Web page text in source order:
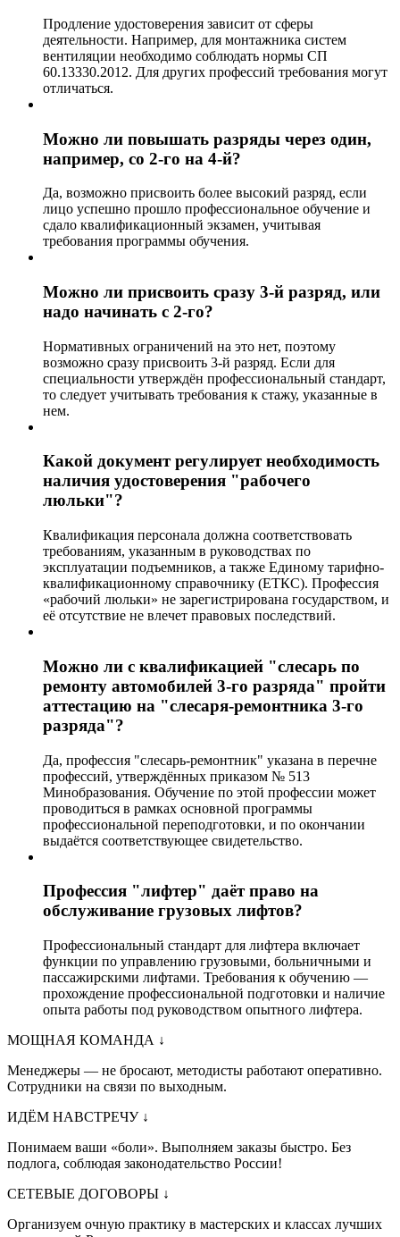
Продление удостоверения зависит от сферы
деятельности. Например, для монтажника систем
вентиляции необходимо соблюдать нормы СП
60.13330.2012. Для других профессий требования могут
отличаться.
Можно ли повышать разряды через один,
например, со 2-го на 4-й?
Да, возможно присвоить более высокий разряд, если
лицо успешно прошло профессиональное обучение и
сдало квалификационный экзамен, учитывая
требования программы обучения.
Можно ли присвоить сразу 3-й разряд, или
надо начинать с 2-го?
Нормативных ограничений на это нет, поэтому
возможно сразу присвоить 3-й разряд. Если для
специальности утверждён профессиональный стандарт,
то следует учитывать требования к стажу, указанные в
нем.
Какой документ регулирует необходимость
наличия удостоверения "рабочего
люльки"?
Квалификация персонала должна соответствовать
требованиям, указанным в руководствах по
эксплуатации подъемников, а также Единому тарифно-
квалификационному справочнику (ЕТКС). Профессия
«рабочий люльки» не зарегистрирована государством, и
её отсутствие не влечет правовых последствий.
Можно ли с квалификацией "слесарь по
ремонту автомобилей 3-го разряда" пройти
аттестацию на "слесаря-ремонтника 3-го
разряда"?
Да, профессия "слесарь-ремонтник" указана в перечне
профессий, утверждённых приказом № 513
Минобразования. Обучение по этой профессии может
проводиться в рамках основной программы
профессиональной переподготовки, и по окончании
выдаётся соответствующее свидетельство.
Профессия "лифтер" даёт право на
обслуживание грузовых лифтов?
Профессиональный стандарт для лифтера включает
функции по управлению грузовыми, больничными и
пассажирскими лифтами. Требования к обучению —
прохождение профессиональной подготовки и наличие
опыта работы под руководством опытного лифтера.
МОЩНАЯ КОМАНДА ↓
Менеджеры — не бросают, методисты работают оперативно.
Сотрудники на связи по выходным.
ИДЁМ НАВСТРЕЧУ ↓
Понимаем ваши «боли». Выполняем заказы быстро. Без
подлога, соблюдая законодательство России!
СЕТЕВЫЕ ДОГОВОРЫ ↓
Организуем очную практику в мастерских и классах лучших